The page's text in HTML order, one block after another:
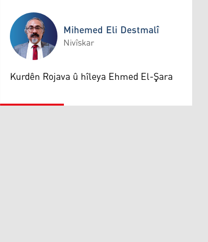
Mihemed Eli Destmalî
Mihemed Eli Destmalî
Nivîskar
Kurdên Rojava û hîleya Ehmed El-Şara